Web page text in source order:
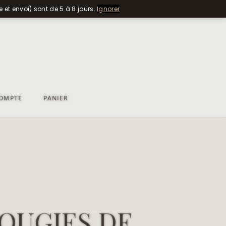
et envoi) sont de 5 à 8 jours.Ignorer
PANIER
/ LES BOUGIES DE BARBARA – Collection Edition Limitée Serpent Blanc 300 gr